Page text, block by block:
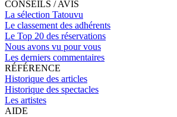
CONSEILS / AVIS
La sélection Tatouvu
Le classement des adhérents
Le Top 20 des réservations
Nous avons vu pour vous
Les derniers commentaires
RÉFÉRENCE
Historique des articles
Historique des spectacles
Les artistes
AIDE